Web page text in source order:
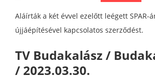
Aláírták a két évvel ezelőtt leégett SPAR-
újjáépítésével kapcsolatos szerződést.
TV Budakalász /
/ 2023.03.30.